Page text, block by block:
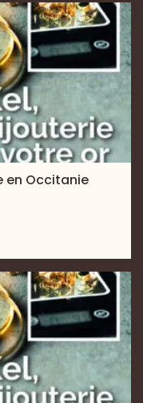
en Occitanie